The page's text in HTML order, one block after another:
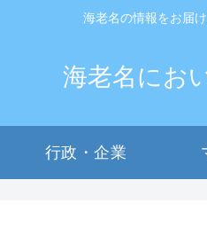
海老名の情報をお届
海老名にお
行政・企業